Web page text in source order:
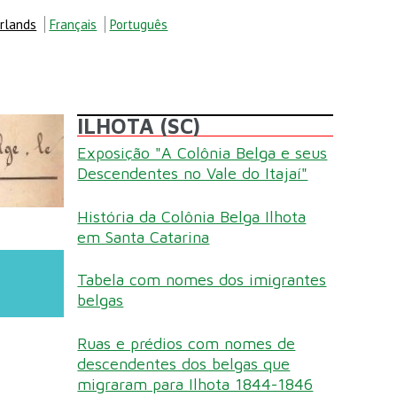
Français Português
ILHOTA (SC)
Exposição "A Colônia Belga e seus
Descendentes no Vale do Itajaí"
História da Colônia Belga Ilhota
em Santa Catarina
Tabela com nomes dos imigrantes
belgas
Ruas e prédios com nomes de
descendentes dos belgas que
migraram para Ilhota 1844-1846